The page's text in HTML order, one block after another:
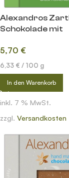
Alexandros
Schokolade mit
5,70 €
6,33 € / 100 g
In den Warenkorb
inkl. 7 % MwSt.
zzgl. Versandkosten